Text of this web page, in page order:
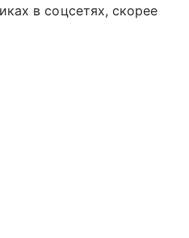
в соцсетях, скорее